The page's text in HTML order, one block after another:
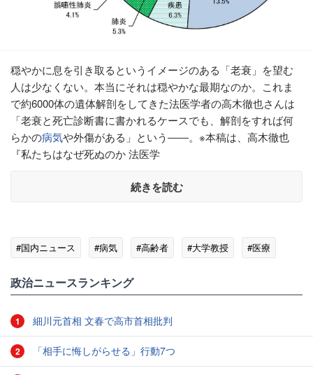
穏やかに息を引き取るというイメージのある「老衰」を望む
人は少なくない。本当にそれは穏やかな最期なのか。これま
で約6000体の遺体解剖をしてきた法医学者の高木徹也さんは
「老衰と死亡診断書に書かれるケースでも、解剖をすれば何
らかの病気や外傷がある」という――。※本稿は、高木徹也
『私たちはなぜ死ぬのか 法医学
続きを読む
#国内ニュース #病気 #高齢者 #大学教授 #医療
政治ニュースランキング
1 細川元首相 文春で高市首相批判
2 「相手に悔しがらせる」行動7つ